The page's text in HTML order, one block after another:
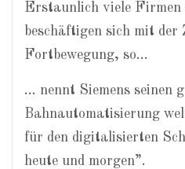
Erstaunlich viele Firmen
beschäftigen sich mit
Fortbewegung, so…
… nennt Siemens seinen
Bahnautomatisierung
für den digitalisierten
heute und morgen”.